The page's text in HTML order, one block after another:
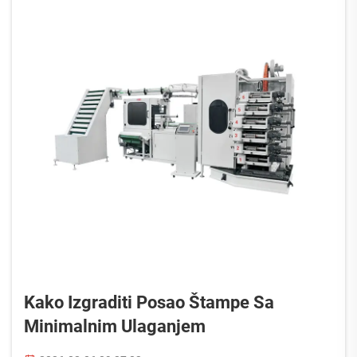
Kako Izgraditi Posao Štampe Sa
Minimalnim Ulaganjem